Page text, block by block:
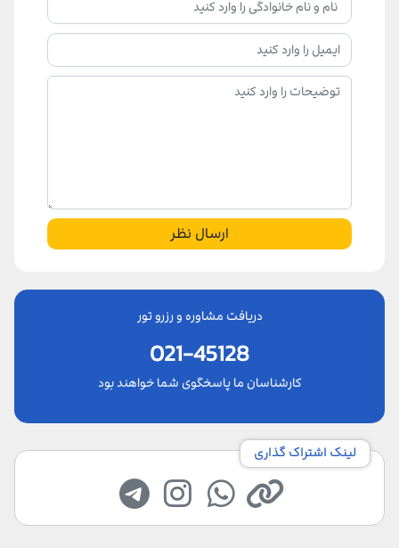
ارسال نظر
دریافت مشاوره و رزرو تور
021-45128
کارشناسان ما پاسخگوی شما خواهند بود
لینک اشتراک گذاری